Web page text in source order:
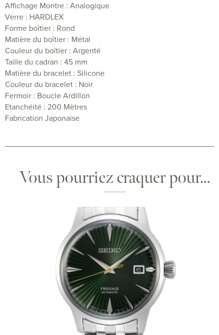
Affichage Montre : Analogique
Verre : HARDLEX
Forme boîtier : Rond
Matière du boîtier : Métal
Couleur du boîtier : Argenté
Taille du cadran : 45 mm
Matière du bracelet : Silicone
Couleur du bracelet : Noir
Fermoir : Boucle Ardillon
Etanchéité : 200 Mètres
Fabrication Japonaise
Vous pourriez craquer pour...